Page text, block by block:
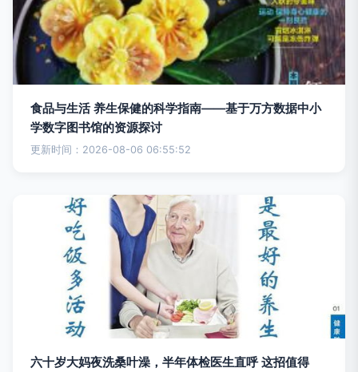
食品与生活 养生保健的科学指南——基于万方数据中小
学数字图书馆的资源探讨
更新时间：2026-08-06 06:55:52
六十岁大妈夜洗桑叶澡，半年体检医生直呼 这招值得